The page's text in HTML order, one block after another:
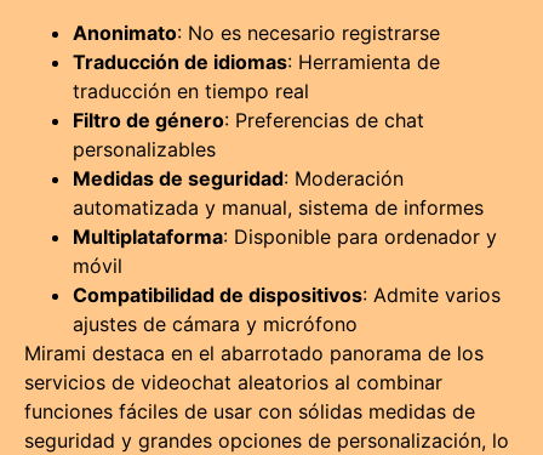
Anonimato: No es necesario registrarse
Traducción de idiomas: Herramienta de
traducción en tiempo real
Filtro de género: Preferencias de chat
personalizables
Medidas de seguridad: Moderación
automatizada y manual, sistema de informes
Multiplataforma: Disponible para ordenador y
móvil
Compatibilidad de dispositivos: Admite varios
ajustes de cámara y micrófono
Mirami destaca en el abarrotado panorama de los
servicios de videochat aleatorios al combinar
funciones fáciles de usar con sólidas medidas de
seguridad y grandes opciones de personalización, lo